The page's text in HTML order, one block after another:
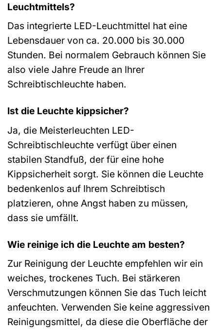
Leuchtmittels?
Das integrierte LED-Leuchtmittel hat eine
Lebensdauer von ca. 20.000 bis 30.000
Stunden. Bei normalem Gebrauch können Sie
also viele Jahre Freude an Ihrer
Schreibtischleuchte haben.
Ist die Leuchte kippsicher?
Ja, die Meisterleuchten LED-
Schreibtischleuchte verfügt über einen
stabilen Standfuß, der für eine hohe
Kippsicherheit sorgt. Sie können die Leuchte
bedenkenlos auf Ihrem Schreibtisch
platzieren, ohne Angst haben zu müssen,
dass sie umfällt.
Wie reinige ich die Leuchte am besten?
Zur Reinigung der Leuchte empfehlen wir ein
weiches, trockenes Tuch. Bei stärkeren
Verschmutzungen können Sie das Tuch leicht
anfeuchten. Verwenden Sie keine aggressiven
Reinigungsmittel, da diese die Oberfläche der